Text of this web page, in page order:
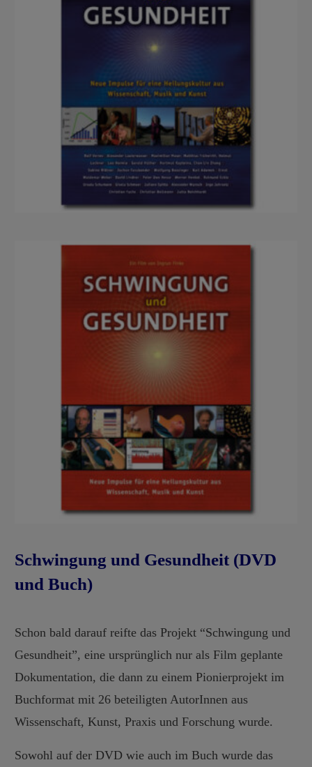
Schwingung und Gesundheit (DVD
und Buch)
Schon bald darauf reifte das Projekt “Schwingung und
Gesundheit”, eine ursprünglich nur als Film geplante
Dokumentation, die dann zu einem Pionierprojekt im
Buchformat mit 26 beteiligten AutorInnen aus
Wissenschaft, Kunst, Praxis und Forschung wurde.
Sowohl auf der DVD wie auch im Buch wurde das